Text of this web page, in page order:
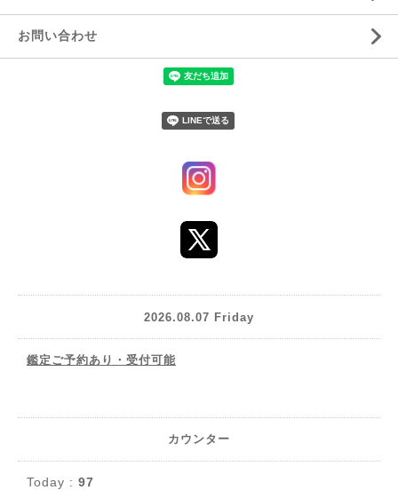
お問い合わせ
2026.08.07 Friday
鑑定ご予約あり・受付可能
カウンター
Today : 97